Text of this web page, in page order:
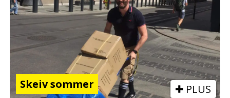
Skeiv sommer PLUS